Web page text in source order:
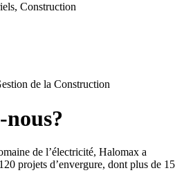
Construction
de la Construction
nous?
de l’électricité, Halomax a
projets d’envergure, dont plus de 15